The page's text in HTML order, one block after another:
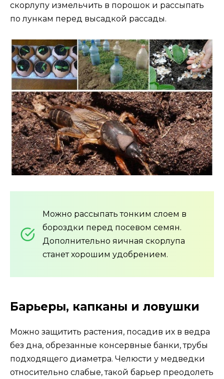
скорлупу измельчить в порошок и рассыпать
по лункам перед высадкой рассады.
Можно рассыпать тонким слоем в
бороздки перед посевом семян.
Дополнительно яичная скорлупа
станет хорошим удобрением.
Барьеры, капканы и ловушки
Можно защитить растения, посадив их в ведра
без дна, обрезанные консервные банки, трубы
подходящего диаметра. Челюсти у медведки
относительно слабые, такой барьер преодолеть